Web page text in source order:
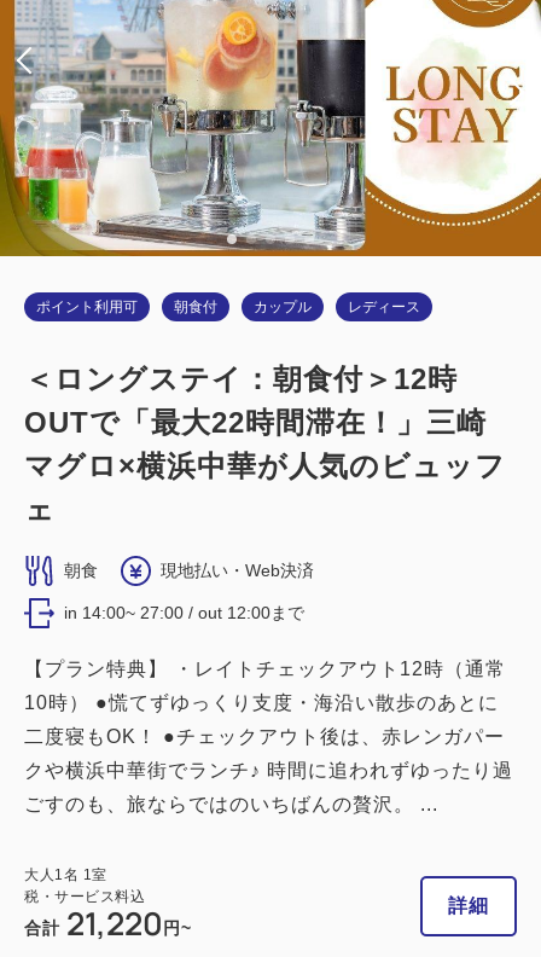
税・サービス料込
会員価格 21,800円
税・サービス料込
合計 22,100円
ダブルサイズ / 幅131-150cm×1
Wi-Fiあり（無料）
詳細 今すぐ予約
会員価格 22,900 円
大人
禁煙ルーム
16平米／禁煙
禁煙 16.00m2 1~2名
シングルサイズ / 幅90-130cm×2
Wi-Fiあり（無料）
ポイント利用可 朝食付 カップル レディース
＜ロングステイ：朝食付＞12時
OUTで「最大22時間滞在！」三崎
マグロ×横浜中華が人気のビュッフ
ェ
朝食 現地払い・Web決済
in 14:00~ 27:00 / out 12:00まで
【プラン特典】 ・レイトチェックアウト12時（通常
10時） ●慌てずゆっくり支度・海沿い散歩のあとに
二度寝もOK！ ●チェックアウト後は、赤レンガパー
クや横浜中華街でランチ♪ 時間に追われずゆったり過
ごすのも、旅ならではのいちばんの贅沢。 ...
大人 1名 1室
税・サービス料込
合計 21,220 円~
詳細